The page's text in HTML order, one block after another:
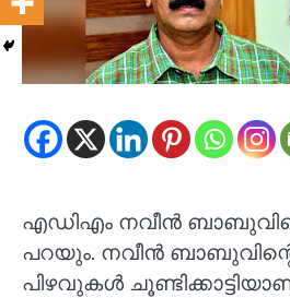
എഡിഎം നവീൻ
പറയും. നവീൻ
പിഴവുകള്‍